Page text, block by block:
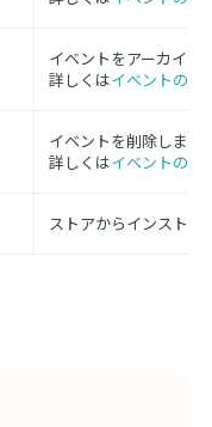
イベントをアーカイブ
詳しくはイベントのア
イベントを削除します
詳しくはイベントのア
ストアからインストー